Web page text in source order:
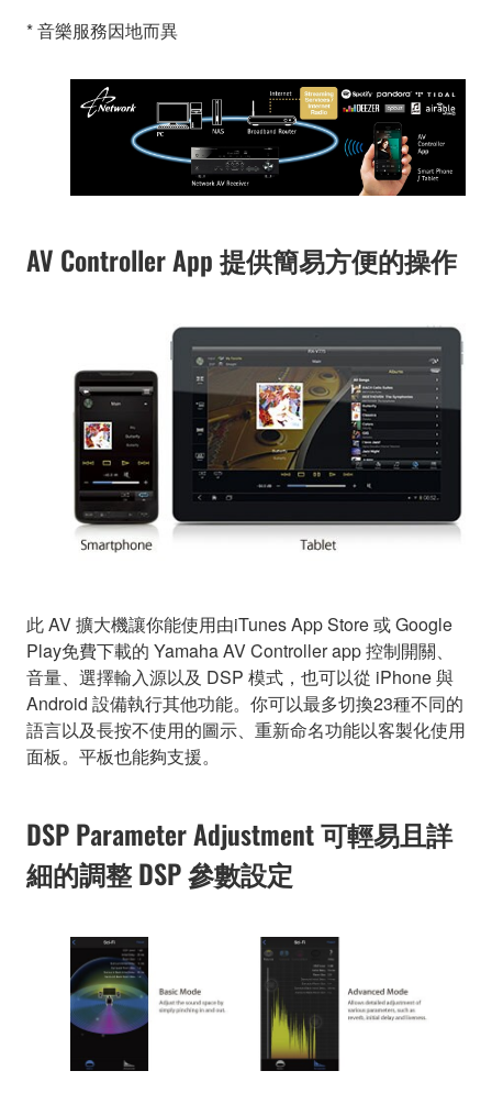
* 音樂服務因地而異
AV Controller App 提供簡易方便的操作
此 AV 擴大機讓你能使用由iTunes App Store 或 Google
Play免費下載的 Yamaha AV Controller app 控制開關、
音量、選擇輸入源以及 DSP 模式，也可以從 iPhone 與
Android 設備執行其他功能。你可以最多切換23種不同的
語言以及長按不使用的圖示、重新命名功能以客製化使用
面板。平板也能夠支援。
DSP Parameter Adjustment 可輕易且詳
細的調整 DSP 參數設定